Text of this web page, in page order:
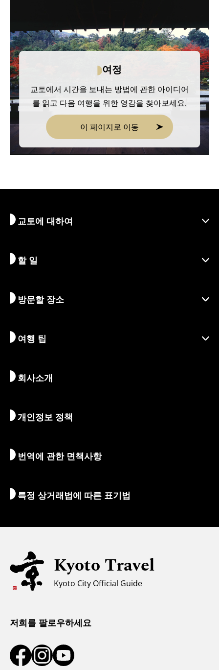
여정
교토에서 시간을 보내는 방법에 관한 아이디어
를 읽고 다음 여행을 위한 영감을 찾아보세요.
이 페이지로 이동
교토에 대하여
교토 알아보기
시즌별 정보
지속가능한 관광
할 일
여행 아이디어
액티비티
예술 & 문화
아침 & 밤
숙박 시설
방문할 장소
목적지
여정
여행 팁
교토 둘러보기
지도 및 도구
통역 가이드
환전/세금
유니버설 관광
무슬림을 위한 정보
날씨와 옷차림
회사소개
개인정보 정책
번역에 관한 면책사항
특정 상거래법에 따른 표기법
Kyoto Travel
Kyoto City Official Guide
저희를 팔로우하세요